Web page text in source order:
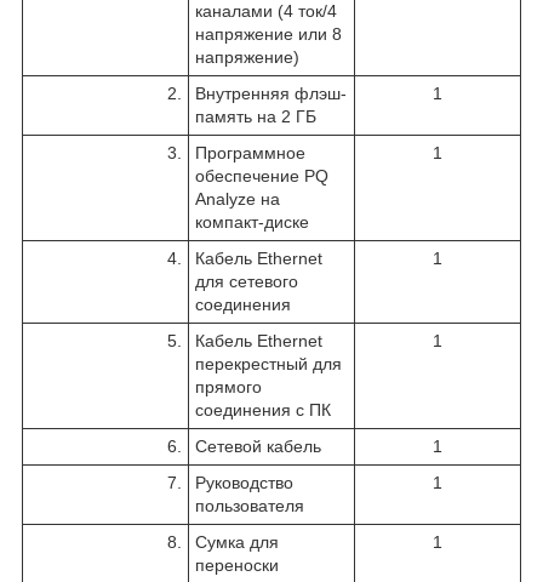
каналами (4 ток/4
напряжение или 8
напряжение)
2.
Внутренняя флэш-
память на 2 ГБ
1
3.
Программное
обеспечение PQ
Analyze на
компакт-диске
1
4.
Кабель Ethernet
для сетевого
соединения
1
5.
Кабель Ethernet
перекрестный для
прямого
соединения с ПК
1
6. Сетевой кабель
1
7.
Руководство
пользователя
1
8.
Сумка для
переноски
1